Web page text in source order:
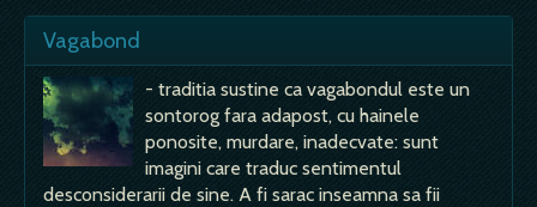
Vagabond
- traditia sustine ca vagabondul este un
sontorog fara adapost, cu hainele
ponosite, murdare, inadecvate: sunt
imagini care traduc sentimentul
desconsiderarii de sine. A fi sarac inseamna sa fii